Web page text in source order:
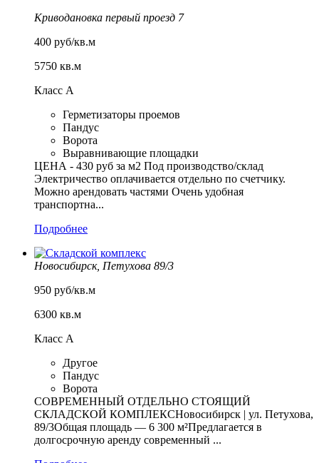
Криводановка первый проезд 7
400 руб/кв.м
5750 кв.м
Класс А
Герметизаторы проемов
Пандус
Ворота
Выравнивающие площадки
ЦЕНА - 430 руб за м2 Под производство/склад
Электричество оплачивается отдельно по счетчику.
Можно арендовать частями Очень удобная
транспортна...
Подробнее
Новосибирск, Петухова 89/3
950 руб/кв.м
6300 кв.м
Класс А
Другое
Пандус
Ворота
СОВРЕМЕННЫЙ ОТДЕЛЬНО СТОЯЩИЙ
СКЛАДСКОЙ КОМПЛЕКСНовосибирск | ул. Петухова,
89/3Общая площадь — 6 300 м²Предлагается в
долгосрочную аренду современный ...